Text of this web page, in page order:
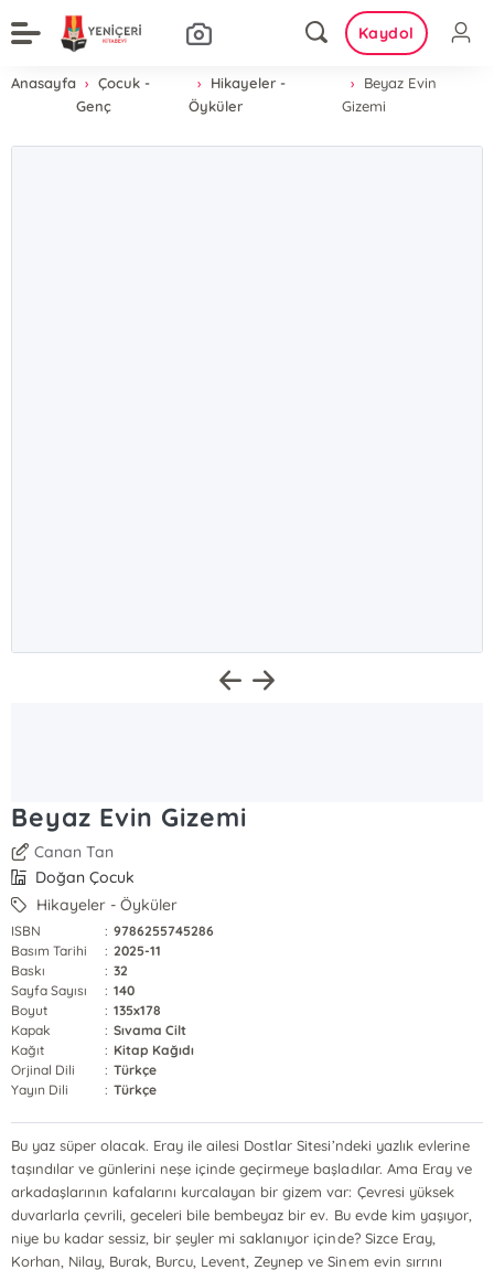
Kaydol
Anasayfa
Çocuk -
Genç
Hikayeler -
Öyküler
Beyaz Evin
Gizemi
Beyaz Evin Gizemi
Canan Tan
Doğan Çocuk
Hikayeler - Öyküler
ISBN : 9786255745286
Basım Tarihi
: 2025-11
Baskı
: 32
Sayfa Sayısı
: 140
Boyut
: 135x178
Kapak
: Sıvama Cilt
Kağıt
: Kitap Kağıdı
Orjinal Dili
: Türkçe
Yayın Dili
: Türkçe
Bu yaz süper olacak. Eray ile ailesi Dostlar Sitesi’ndeki yazlık evlerine
taşındılar ve günlerini neşe içinde geçirmeye başladılar. Ama Eray ve
arkadaşlarının kafalarını kurcalayan bir gizem var: Çevresi yüksek
duvarlarla çevrili, geceleri bile bembeyaz bir ev. Bu evde kim yaşıyor,
niye bu kadar sessiz, bir şeyler mi saklanıyor içinde? Sizce Eray,
Korhan, Nilay, Burak, Burcu, Levent, Zeynep ve Sinem evin sırrını